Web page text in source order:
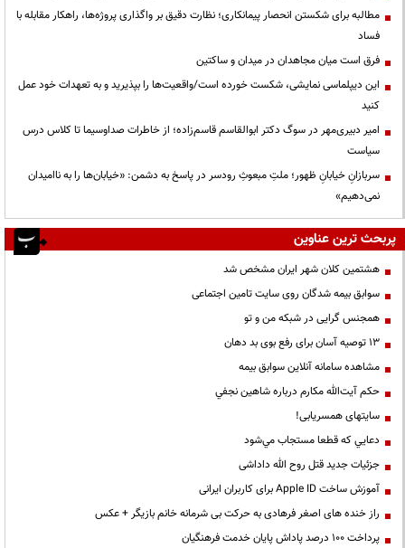
مطالبه برای شکستن انحصار پیمانکاری؛ نظارت دقیق بر واگذاری پروژه‌ها، راهکار مقابله با
فساد
فرق است میان مجاهدان در میدان و ساکتین
این دیپلماسی نمایشی، شکست خورده است/واقعیت‌ها را بپذیرید و به تعهدات خود عمل
کنید
امیر دبیری‌مهر در سوگ دکتر ابوالقاسم قاسم‌زاده؛ از خاطرات صداوسیما تا کلاس درس
سیاست
سربازانِ خیابانِ ظهور؛ ملتِ مبعوثِ رودسر در پاسخ به دشمن: «خیابان‌ها را به ناامیدان
نمی‌دهیم»
پربحث ترین عناوین
هشتمین کلان شهر ایران مشخص شد
سوابق بیمه شدگان روی سایت تامین اجتماعی
همجنس گرایی در شبکه من و تو
13 توصیه آسان برای رفع بوی بد دهان
مشاهده سامانه آنلاين سوابق بیمه
حكم آيت‌الله مكارم درباره شاهين نجفي
سایتهای همسریابی!
دعايي كه قطعا مستجاب مي‌شود
جزئیات جدید قتل روح الله داداشی
آموزش ساخت Apple ID برای کاربران ایرانی
راز خنده های اصغر فرهادی به حرکت بی شرمانه خانم بازیگر + عکس
پرداخت ۱۰۰ درصد پاداش پایان خدمت فرهنگیان